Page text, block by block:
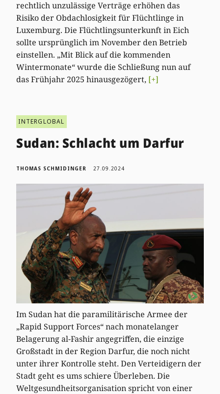
rechtlich unzulässige Verträge erhöhen das
Risiko der Obdachlosigkeit für Flüchtlinge in
Luxemburg. Die Flüchtlingsunterkunft in Eich
sollte ursprünglich im November den Betrieb
einstellen. „Mit Blick auf die kommenden
Wintermonate“ wurde die Schließung nun auf
das Frühjahr 2025 hinausgezögert, [+]
INTERGLOBAL
Sudan: Schlacht um Darfur
THOMAS SCHMIDINGER 27.09.2024
Im Sudan hat die paramilitärische Armee der
„Rapid Support Forces“ nach monatelanger
Belagerung al-Fashir angegriffen, die einzige
Großstadt in der Region Darfur, die noch nicht
unter ihrer Kontrolle steht. Den Verteidigern der
Stadt geht es ums schiere Überleben. Die
Weltgesundheitsorganisation spricht von einer